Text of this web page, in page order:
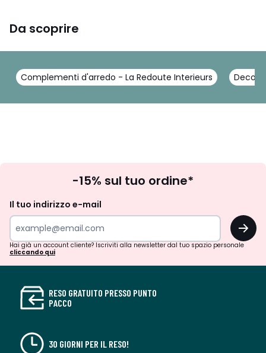
Da scoprire
Complementi d'arredo - La Redoute Interieurs
newsletter
-15% sul tuo ordine*
Il tuo indirizzo e-mail
OK
Hai già un account cliente? Iscriviti alla newsletter dal tuo spazio personale
cliccando qui
RESO GRATUITO PRESSO PUNTO
PACCO
30 GIORNI PER IL RESO!